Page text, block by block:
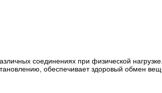
соединениях при физической
обеспечивает здоровый обмен